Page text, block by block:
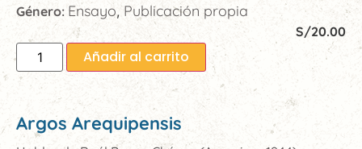
Género: Ensayo, Publicación propia
S/20.00
Añadir al carrito
Argos Arequipensis